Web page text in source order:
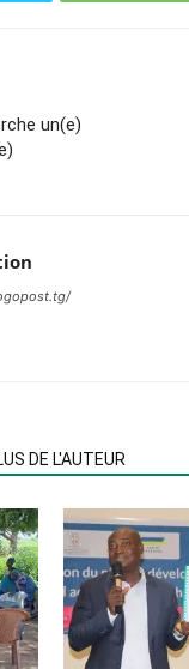
un(e)
DE L'AUTEUR